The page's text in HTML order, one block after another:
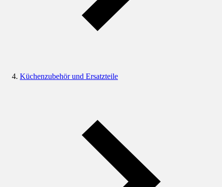
Küchenzubehör und Ersatzteile